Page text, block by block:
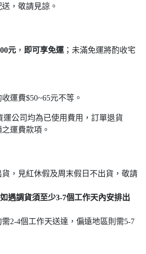
，敬請見諒。
元 ， 即可享免運；未滿免運將酌收宅
運費$50~65元不等。
運公司均為已使用費用，訂單退貨
運費款項。
，見紅休假及周末假日不出貨，敬請
遇調貨須至少3-7個工作天內安排出
2-4個工作天送達，偏遠地區則需5-7